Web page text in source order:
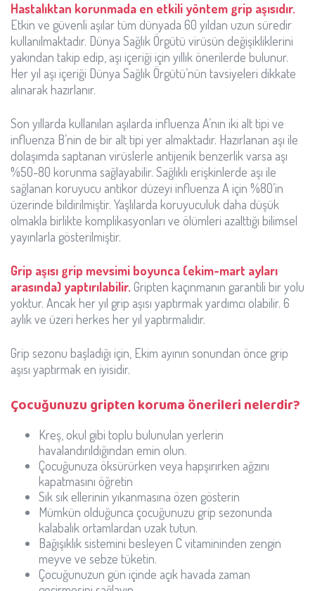
Hastalıktan korunmada en etkili yöntem grip aşısıdır.
Etkin ve güvenli aşılar tüm dünyada 60 yıldan uzun süredir
kullanılmaktadır. Dünya Sağlık Örgütü virüsün değişikliklerini
yakından takip edip, aşı içeriği için yıllık önerilerde bulunur.
Her yıl aşı içeriği Dünya Sağlık Örgütü’nün tavsiyeleri dikkate
alınarak hazırlanır.
Son yıllarda kullanılan aşılarda influenza A’nın iki alt tipi ve
influenza B’nin de bir alt tipi yer almaktadır. Hazırlanan aşı ile
dolaşımda saptanan virüslerle antijenik benzerlik varsa aşı
%50-80 korunma sağlayabilir. Sağlıklı erişkinlerde aşı ile
sağlanan koruyucu antikor düzeyi influenza A için %80’in
üzerinde bildirilmiştir. Yaşlılarda koruyuculuk daha düşük
olmakla birlikte komplikasyonları ve ölümleri azalttığı bilimsel
yayınlarla gösterilmiştir.
Grip aşısı grip mevsimi boyunca (ekim-mart ayları
arasında) yaptırılabilir. Gripten kaçınmanın garantili bir yolu
yoktur. Ancak her yıl grip aşısı yaptırmak yardımcı olabilir. 6
aylık ve üzeri herkes her yıl yaptırmalıdır.
Grip sezonu başladığı için, Ekim ayının sonundan önce grip
aşısı yaptırmak en iyisidir.
Çocuğunuzu gripten koruma önerileri nelerdir?
Kreş, okul gibi toplu bulunulan yerlerin
havalandırıldığından emin olun.
Çocuğunuza öksürürken veya hapşırırken ağzını
kapatmasını öğretin
Sık sık ellerinin yıkanmasına özen gösterin
Mümkün olduğunca çocuğunuzu grip sezonunda
kalabalık ortamlardan uzak tutun.
Bağışıklık sistemini besleyen C vitamininden zengin
meyve ve sebze tüketin.
Çocuğunuzun gün içinde açık havada zaman